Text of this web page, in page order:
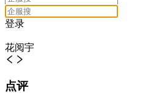
登录
花阅宇
点评